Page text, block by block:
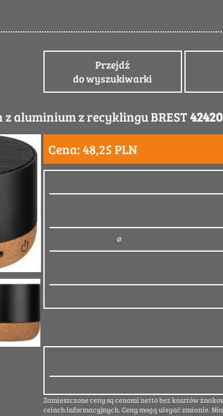
Przejdź
do wyszukiwarki
z aluminium z recyklingu BREST
Cena: 48,25 PLN
5,7 x ⌀ 7,1 cm
Zamieszczone ceny są cenami netto bez kosztów
celach informacyjnych. Ceny mogą ulegać zmianie.